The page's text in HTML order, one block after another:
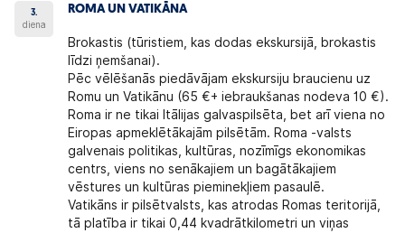
3.
diena
ROMA UN VATIKĀNA
Brokastis (tūristiem, kas dodas ekskursijā, brokastis
līdzi ņemšanai).
Pēc vēlēšanās piedāvājamekskursiju braucienu uz
Romu un Vatikānu (65 €+ iebraukšanas nodeva 10 €).
Roma ir ne tikai Itālijas galvaspilsēta, bet arī viena no
Eiropas apmeklētākajām pilsētām. Roma -valsts
galvenais politikas, kultūras, nozīmīgs ekonomikas
centrs, viens no senākajiem un bagātākajiem
vēstures un kultūras pieminekļiem pasaulē.
Vatikāns ir pilsētvalsts, kas atrodas Romas teritorijā,
tā platība ir tikai 0,44 kvadrātkilometri un viņas